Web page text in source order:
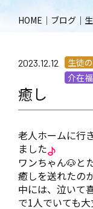
HOME ｜ ブログ ｜
2023.12.12
生徒
介在
癒し
老人ホームに行
ました
ワンちゃん🐶と
癒しを送れたの
中には、泣いて
で1人でいても